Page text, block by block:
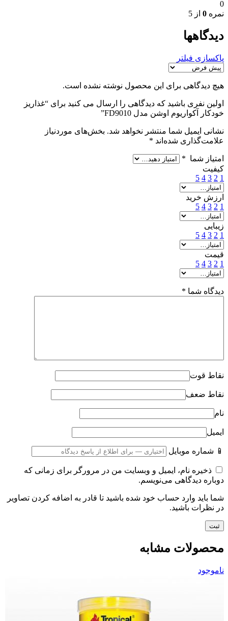
0
نمره 0 از 5
دیدگاهها
پاکسازی فیلتر
هیچ دیدگاهی برای این محصول نوشته نشده است.
اولین نفری باشید که دیدگاهی را ارسال می کنید برای “غذاریز
خودکار آکواریوم اوشن مدل FD9010”
نشانی ایمیل شما منتشر نخواهد شد. بخش‌های موردنیاز
علامت‌گذاری شده‌اند *
امتیاز شما *
کیفیت
1
2
3
4
5
ارزش خرید
1
2
3
4
5
زیبایی
1
2
3
4
5
قیمت
1
2
3
4
5
دیدگاه شما *
نقاط قوت
نقاط ضعف
نام
ایمیل
📱 شماره موبایل
ذخیره نام، ایمیل و وبسایت من در مرورگر برای زمانی که
دوباره دیدگاهی می‌نویسم.
شما باید وارد حساب خود شده باشید تا قادر به اضافه کردن تصاویر
در نظرات باشید.
محصولات مشابه
ناموجود